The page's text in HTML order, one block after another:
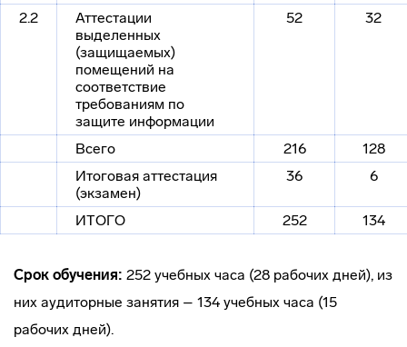
2.2
Аттестации
выделенных
(защищаемых)
помещений на
соответствие
требованиям по
защите информации
52 32
Всего 216
128
Итоговая аттестация
(экзамен)
36 6
ИТОГО 252 134
Срок обучения: 252 учебных часа (28 рабочих дней), из
них аудиторные занятия – 134 учебных часа (15
рабочих дней).